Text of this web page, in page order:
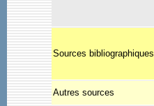
Sources bibliographiques
Autres sources